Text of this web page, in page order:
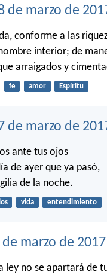
de marzo de
conforme a las
interior; de
arraigados y
fe amor Espíritu
de marzo de
ante tus ojos
de ayer que ya pasó,
de la noche.
vida entendimiento
de marzo de 2017
ley no se apartará de